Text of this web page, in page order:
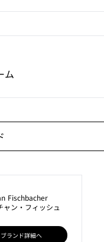
ム
Fischbacher
ャン・フィッシュ
ブランド詳細へ